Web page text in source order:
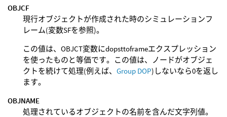
OBJCF
現行オブジェクトが作成された時のシミュレーションフ
レーム(変数SFを参照)。
この値は、OBJCT変数にdopsttoframeエクスプレッション
を使ったものと等価です。この値は、ノードがオブジェ
クトを続けて処理(例えば、 Group DOP)しないなら0を返し
ます。
OBJNAME
処理されているオブジェクトの名前を含んだ文字列値。